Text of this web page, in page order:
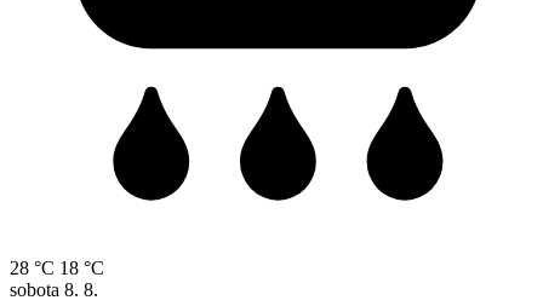
28 °C 18 °C
sobota 8. 8.